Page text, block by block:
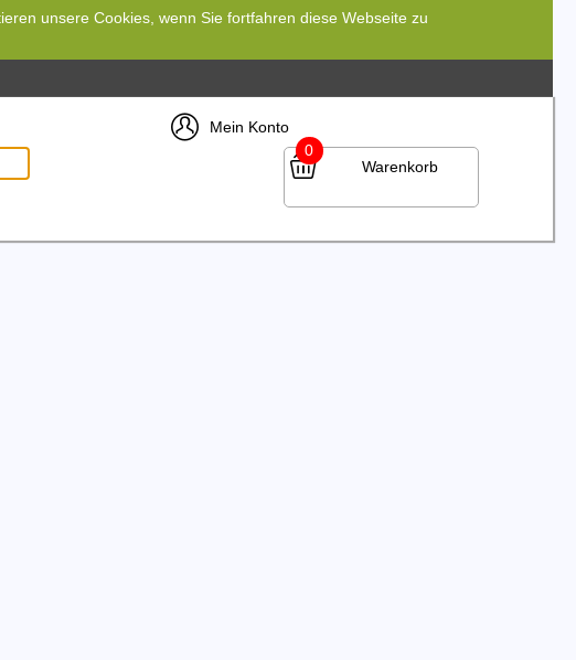
unsere Cookies, wenn Sie fortfahren diese Webseite zu
Mein Konto
0
Warenkorb